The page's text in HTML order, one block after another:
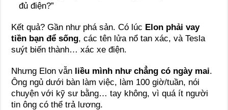
đủ điện?”
Kết quả? Gần như phá sản. Có lúc Elon phải vay
tiền bạn để sống, các tên lửa nổ tan xác, và Tesla
suýt biến thành… xác xe điện.
Nhưng Elon vẫn liều mình như chẳng có ngày mai.
Ông ngủ dưới bàn làm việc, làm 100 giờ/tuần, nói
chuyện với kỹ sư bằng… tay không, vì quá ít người
tin ông có thể trả lương.